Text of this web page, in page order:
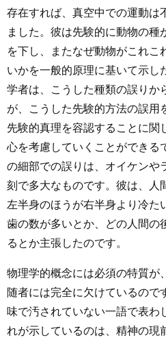
存在すれば、真空中での運動は
ました。彼は先験的に動物の種
を下し、またなぜ動物がこれこ
いかを一般的原理に基いて示し
学者は、こうした種類の誤りか
が、こうした先験的方法の誤用
先験的真理を容認することに関
心を考慮していくことができる
の細部での誤りは、オイケンや
刻で多大なものです。彼は、人
左半身のほうが右半身より冷た
歯の数が多いとか、どの人間の
るとか主張したのです。
物理学的概念には必須の特質が
随者には完全に欠けているので
味で汚されていない一語で表わ
れが示しているのは、精神の現